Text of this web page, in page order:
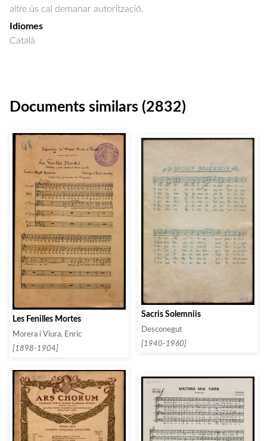
altre ús cal demanar autorització.
Idiomes
Català
Documents similars (2832)
Les Fenilles Mortes
Morera i Viura, Enric
[1898-1904]
Sacris Solemniis
Desconegut
[1940-1960]